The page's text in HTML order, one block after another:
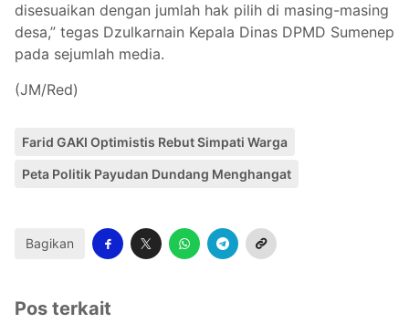
disesuaikan dengan jumlah hak pilih di masing-masing
desa,” tegas Dzulkarnain Kepala Dinas DPMD Sumenep
pada sejumlah media.
(JM/Red)
Farid GAKI Optimistis Rebut Simpati Warga
Peta Politik Payudan Dundang Menghangat
Bagikan
Pos terkait